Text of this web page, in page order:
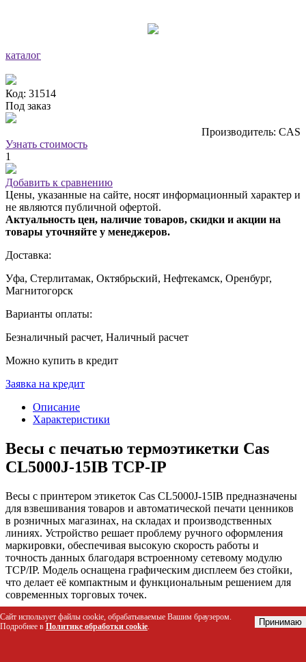
каталог
Код: 31514
Под заказ
Производитель: CAS
Узнать стоимость
1
Добавить к сравнению
Цены, указанные на сайте, носят информационный характер и
не являются публичной офертой.
Актуальность цен, наличие товаров, скидки и акции на
товары уточняйте у менеджеров.
Доставка:
Уфа, Стерлитамак, Октябрьский, Нефтекамск, Оренбург,
Магнитогорск
Варианты оплаты:
Безналичный расчет, Наличный расчет
Можно купить в кредит
Заявка на кредит
Описание
Характеристики
Весы с печатью термоэтикетки Сas
CL5000J-15IB TCP-IP
Весы с принтером этикеток Cas CL5000J-15IB предназначены
для взвешивания товаров и автоматической печати ценников
в розничных магазинах, на складах и производственных
линиях. Устройство решает проблему ручного оформления
маркировки, обеспечивая высокую скорость работы и
точность данных благодаря встроенному сетевому модулю
TCP/IP. Модель оснащена графическим дисплеем без стойки,
что делает её компактным и функциональным решением для
современных торговых точек.
Кому подойдет этот товар
Сайт использует файлы cookie, обрабатываемые Вашим браузером.
Подробнее в Политике обработки cookie. Принимаю